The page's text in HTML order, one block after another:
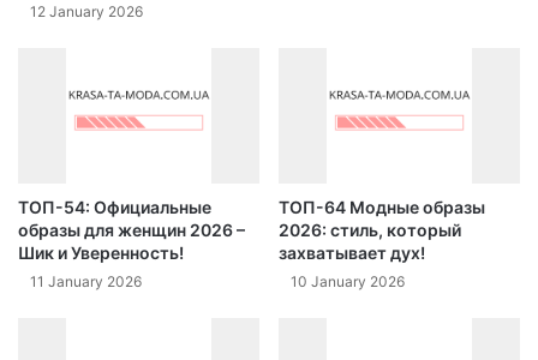
12 January 2026
ТОП-54: Официальные
образы для женщин 2026 –
Шик и Уверенность!
11 January 2026
ТОП-64 Модные образы
2026: стиль, который
захватывает дух!
10 January 2026